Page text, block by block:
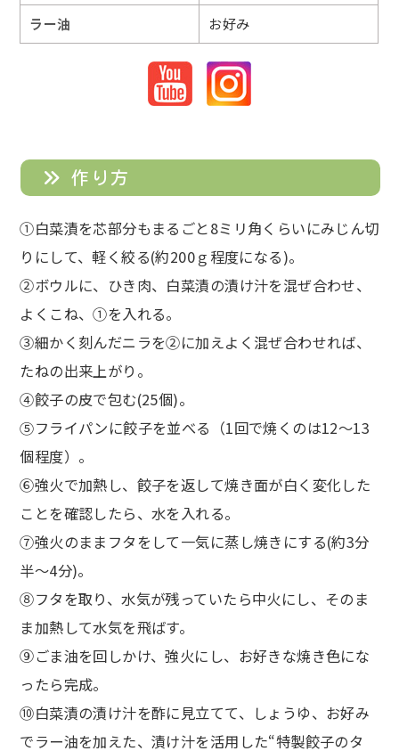
ラー油 お好み
作り方
①白菜漬を芯部分もまるごと8ミリ角くらいにみじん切
りにして、軽く絞る(約200ｇ程度になる)。
②ボウルに、ひき肉、白菜漬の漬け汁を混ぜ合わせ、
よくこね、①を入れる。
③細かく刻んだニラを②に加えよく混ぜ合わせれば、
たねの出来上がり。
④餃子の皮で包む(25個)。
⑤フライパンに餃子を並べる（1回で焼くのは12～13
個程度）。
⑥強火で加熱し、餃子を返して焼き面が白く変化した
ことを確認したら、水を入れる。
⑦強火のままフタをして一気に蒸し焼きにする(約3分
半～4分)。
⑧フタを取り、水気が残っていたら中火にし、そのま
ま加熱して水気を飛ばす。
⑨ごま油を回しかけ、強火にし、お好きな焼き色にな
ったら完成。
⑩白菜漬の漬け汁を酢に見立てて、しょうゆ、お好み
でラー油を加えた、漬け汁を活用した“特製餃子のタ